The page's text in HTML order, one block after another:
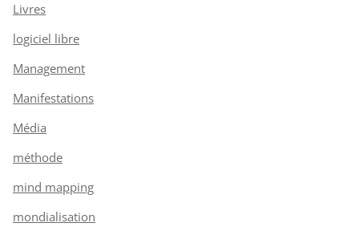
Livres
logiciel libre
Management
Manifestations
Média
méthode
mind mapping
mondialisation